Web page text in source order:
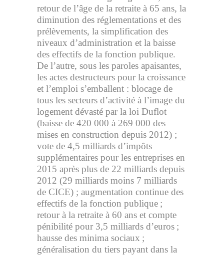
retour de l’âge de la retraite à 65 ans, la
diminution des réglementations et des
prélèvements, la simplification des
niveaux d’administration et la baisse
des effectifs de la fonction publique.
De l’autre, sous les paroles apaisantes,
les actes destructeurs pour la croissance
et l’emploi s’emballent : blocage de
tous les secteurs d’activité à l’image du
logement dévasté par la loi Duflot
(baisse de 420 000 à 269 000 des
mises en construction depuis 2012) ;
vote de 4,5 milliards d’impôts
supplémentaires pour les entreprises en
2015 après plus de 22 milliards depuis
2012 (29 milliards moins 7 milliards
de CICE) ; augmentation continue des
effectifs de la fonction publique ;
retour à la retraite à 60 ans et compte
pénibilité pour 3,5 milliards d’euros ;
hausse des minima sociaux ;
généralisation du tiers payant dans la